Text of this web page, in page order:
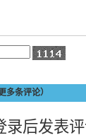
多条评论）
录后发表